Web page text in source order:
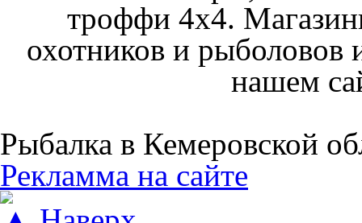
троффи 4х4.
охотников и рыболовов
нашем
Рыбалка в Кемеровской
Рекламма на сайте